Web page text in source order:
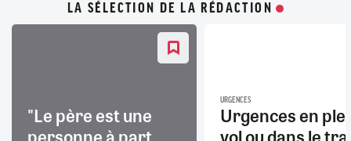
LA SÉLECTION DE LA RÉDACTION
"Le père est une
URGENCES
Urgences en